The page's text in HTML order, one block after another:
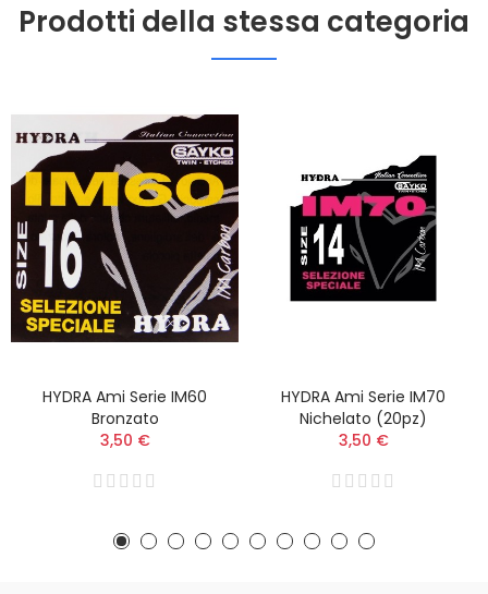
Prodotti della stessa categoria
HYDRA Ami Serie IM60
Bronzato
3,50 €
HYDRA Ami Serie IM70
Nichelato (20pz)
3,50 €